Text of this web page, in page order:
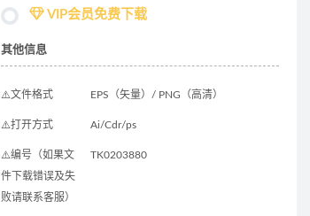
VIP会员免费下载
其他信息
⚠️文件格式 EPS（矢量）/ PNG（高清）
⚠️打开方式 Ai/Cdr/ps
⚠️编号（如果文
件下载错误及失
败请联系客服）
TK0203880